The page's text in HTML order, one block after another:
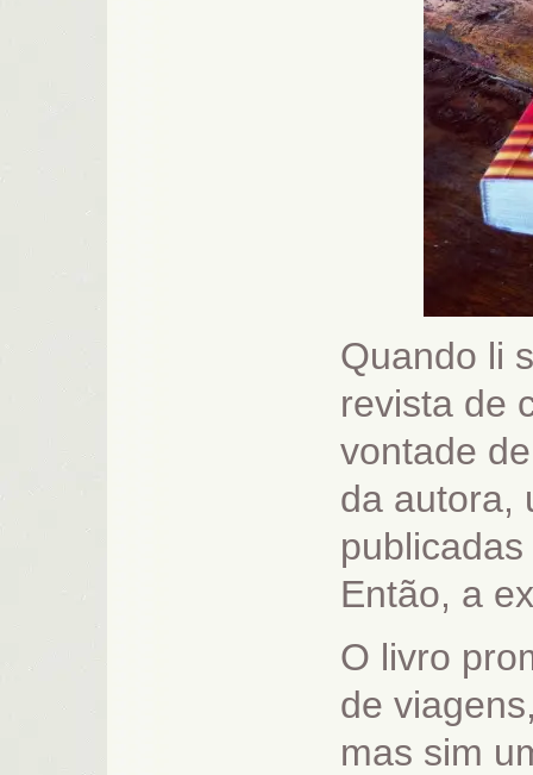
Quando li
revista de
vontade
da autora,
Então, a
O livro
de
mas sim